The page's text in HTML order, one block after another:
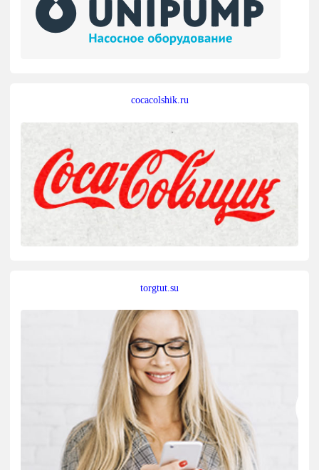
cocacolshik.ru
torgtut.su